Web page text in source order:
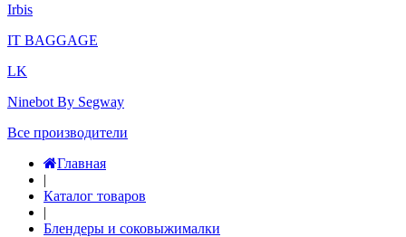
Irbis
IT BAGGAGE
LK
Ninebot By Segway
Все производители
Главная
|
Каталог товаров
|
Блендеры и соковыжималки